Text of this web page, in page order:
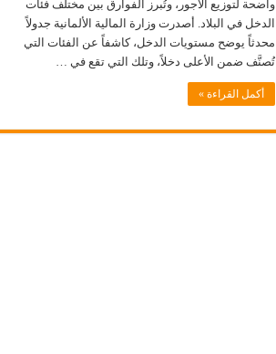
واضحة لتوزيع الأجور، وتُبرز الفوارق بين مختلف فئات
الدخل في البلاد. أصدرت وزارة المالية الألمانية جدولاً
محدثاً يوضح مستويات الدخل، كاشفاً عن الفئات التي
تُصنَّف ضمن الأعلى دخلاً، وتلك التي تقع في …
أكمل القراءة »